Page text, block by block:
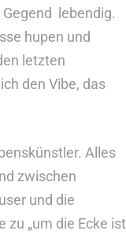
lebendig.
hupen und
letzten
den Vibe, das
Alles
zwischen
und die
„um die Ecke ist